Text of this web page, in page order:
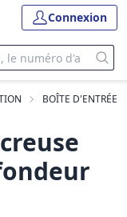
Connexion
BOÎTE D'ENTRÉE